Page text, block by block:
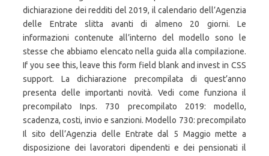
dichiarazione dei redditi del 2019, il calendario dell’Agenzia
delle Entrate slitta avanti di almeno 20 giorni. Le
informazioni contenute all’interno del modello sono le
stesse che abbiamo elencato nella guida alla compilazione.
If you see this, leave this form field blank and invest in CSS
support. La dichiarazione precompilata di quest’anno
presenta delle importanti novità. Vedi come funziona il
precompilato Inps. 730 precompilato 2019: modello,
scadenza, costi, invio e sanzioni. Modello 730: precompilato
Il sito dell’Agenzia delle Entrate dal 5 Maggio mette a
disposizione dei lavoratori dipendenti e dei pensionati il